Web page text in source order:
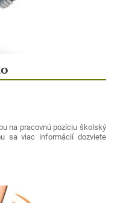
na pracovnú pozíciu školský
sa viac informácií dozviete